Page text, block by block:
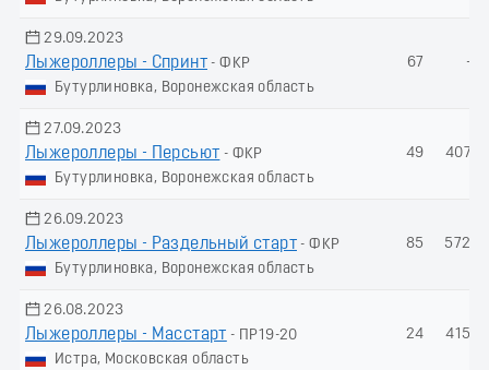
29.09.2023
Лыжероллеры - Спринт - ФКР
Бутурлиновка, Воронежская область
67 -
27.09.2023
Лыжероллеры - Пеpсьют - ФКР
Бутурлиновка, Воронежская область
49
26.09.2023
Лыжероллеры - Раздельный старт - ФКР
Бутурлиновка, Воронежская область
85
26.08.2023
Лыжероллеры - Масстарт - ПР19-20
Истра, Московская область
24